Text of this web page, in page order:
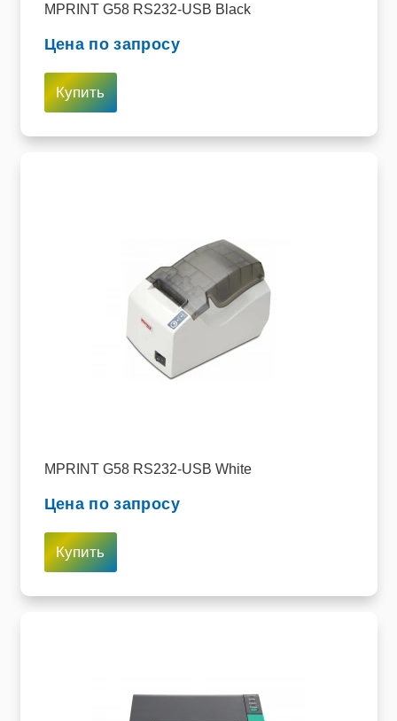
MPRINT G58 RS232-USB Black
Цена по запросу
Купить
MPRINT G58 RS232-USB White
Цена по запросу
Купить